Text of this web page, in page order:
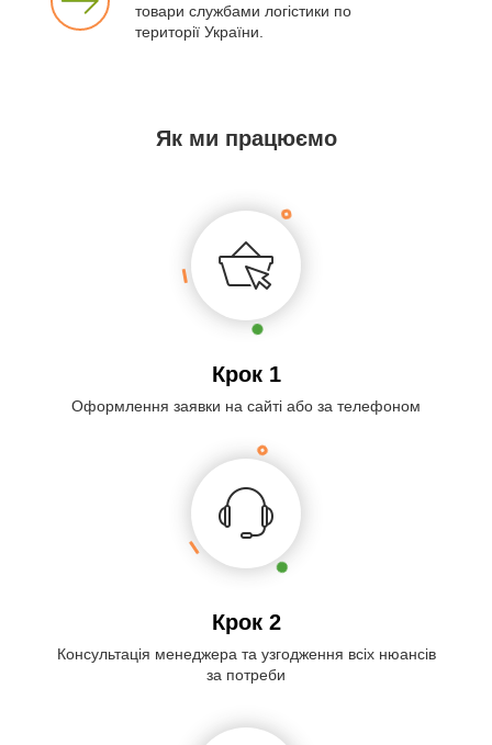
товари службами логістики по
території України.
Як ми працюємо
Крок 1
Оформлення заявки на сайті або за телефоном
Крок 2
Консультація менеджера та узгодження всіх нюансів
за потреби